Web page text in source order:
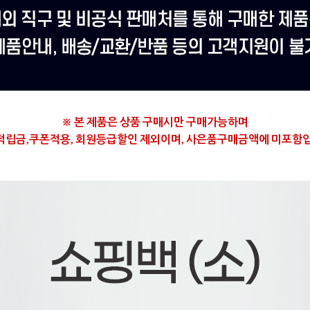
※ 본 제품은상품 구매시만 구매가능하며
립금,쿠폰적용, 회원등급할인 제외이며, 사은품구매금액에 미포함